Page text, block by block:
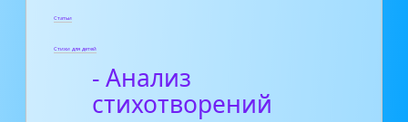
Статьи
Стихи для детей
- Анализ
стихотворений